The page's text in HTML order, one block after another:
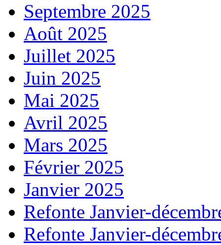
Septembre 2025
Août 2025
Juillet 2025
Juin 2025
Mai 2025
Avril 2025
Mars 2025
Février 2025
Janvier 2025
Refonte Janvier-
Refonte Janvier-